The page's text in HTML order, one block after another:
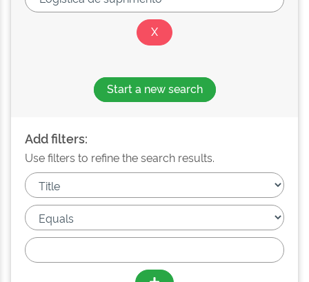
Start a new search
Add filters:
Use filters to refine the search results.